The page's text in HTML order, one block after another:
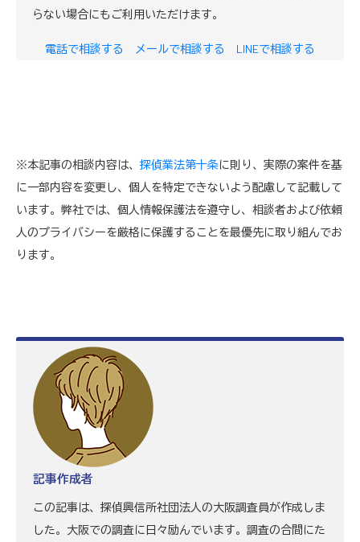
らない場合にもご利用いただけます。
電話で相談する メールで相談する LINEで相談する
※本記事の相談内容は、 探偵業法第十条に則り、実際の案件を基
に一部内容を変更し、個人を特定できないよう配慮して記載して
います。弊社では、個人情報保護法を遵守し、相談者および依頼
人のプライバシーを厳格に保護することを最優先に取り組んでお
ります。
記事作成者
この記事は、探偵興信所社団法人の大阪調査員が作成しま
した。大阪での調査に日々励んでいます。調査の合間にた